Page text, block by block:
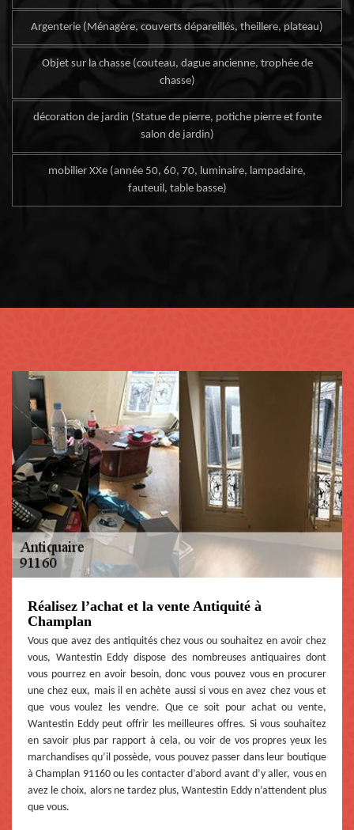
Argenterie (Ménagère, couverts dépareillés, theillere, plateau)
Objet sur la chasse (couteau, dague ancienne, trophée de
chasse)
décoration de jardin (Statue de pierre, potiche pierre et fonte
salon de jardin)
mobilier XXe (année 50, 60, 70, luminaire, lampadaire,
fauteuil, table basse)
Réalisez l’achat et la vente Antiquité à
Champlan
Vous que avez des antiquités chez vous ou souhaitez en avoir chez
vous, Wantestin Eddy dispose des nombreuses antiquaires dont
vous pourrez en avoir besoin, donc vous pouvez vous en procurer
une chez eux, mais il en achète aussi si vous en avez chez vous et
que vous voulez les vendre. Que ce soit pour achat ou vente,
Wantestin Eddy peut offrir les meilleures offres. Si vous souhaitez
en savoir plus par rapport à cela, ou voir de vos propres yeux les
marchandises qu’il possède, vous pouvez passer dans leur boutique
à Champlan 91160 ou les contacter d’abord avant d’y aller, vous en
avez le choix, alors ne tardez plus, Wantestin Eddy n’attendent plus
que vous.